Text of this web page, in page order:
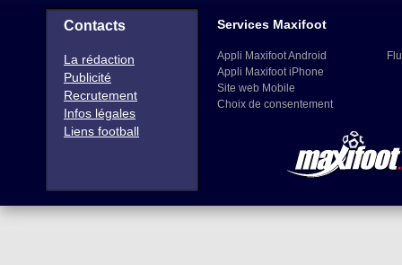
Contacts
La rédaction
Publicité
Recrutement
Infos légales
Liens football
Services Maxifoot
Appli Maxifoot Android
Appli Maxifoot iPhone
Site web Mobile
Choix de consentement